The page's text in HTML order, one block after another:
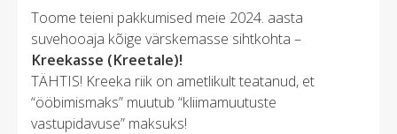
Toome teieni pakkumised meie 2024. aasta
suvehooaja kõige värskemasse sihtkohta –
Kreekasse (Kreetale)!
TÄHTIS! Kreeka riik on ametlikult teatanud, et
“ööbimismaks” muutub “kliimamuutuste
vastupidavuse” maksuks!